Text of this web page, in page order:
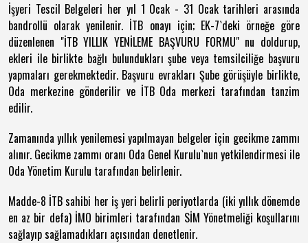
İşyeri Tescil Belgeleri her yıl 1 Ocak - 31 Ocak tarihleri arasında
bandrollü olarak yenilenir. İTB onayı için; EK-7`deki örneğe göre
düzenlenen "İTB YILLIK YENİLEME BAŞVURU FORMU" nu doldurup,
ekleri ile birlikte bağlı bulundukları şube veya temsilciliğe başvuru
yapmaları gerekmektedir. Başvuru evrakları Şube görüşüyle birlikte,
Oda merkezine gönderilir ve İTB Oda merkezi tarafından tanzim
edilir.
Zamanında yıllık yenilemesi yapılmayan belgeler için gecikme zammı
alınır. Gecikme zammı oranı Oda Genel Kurulu`nun yetkilendirmesi ile
Oda Yönetim Kurulu tarafından belirlenir.
Madde-8 İTB sahibi her iş yeri belirli periyotlarda (iki yıllık dönemde
en az bir defa) İMO birimleri tarafından SİM Yönetmeliği koşullarını
sağlayıp sağlamadıkları açısından denetlenir.